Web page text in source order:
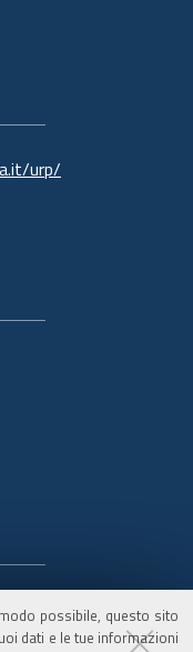
possibile, questo sito
dati e le tue informazioni
urp/